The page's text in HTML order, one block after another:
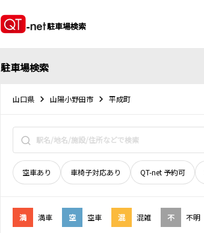
駐車場検索
駐車場検索
山口県 山陽小野田市 平成町
空車あり 車椅子対応あり QT-net 予約可
満 満車 空 空車 混 混雑 不 不明